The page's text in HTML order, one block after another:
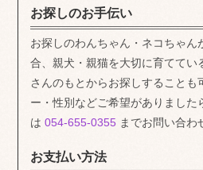
お探しのお手伝い
お探しのわんちゃん・ネコちゃん
合、親犬・親猫を大切に育ててい
さんのもとからお探しすることも
ー・性別などご希望がありました
は054-655-0355 までお問い合わ
お支払い方法